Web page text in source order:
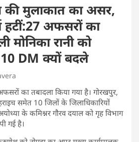
मुलाकात का असर,
हटीं:27 अफसरों का
मोनिका रानी को
10 DM क्यों बदले
का तबादला किया गया है। गोरखपुर,
समेत 10 जिलों के जिलाधिकारियों
के कमिश्नर गौरव दयाल को गृह विभाग
गई है।